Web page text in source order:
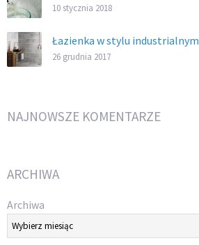
10 stycznia 2018
Łazienka w stylu industrialnym
26 grudnia 2017
NAJNOWSZE KOMENTARZE
ARCHIWA
Archiwa